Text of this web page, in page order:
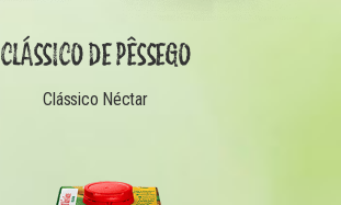
CLÁSSICO DE PÊSSEGO
Clássico Néctar